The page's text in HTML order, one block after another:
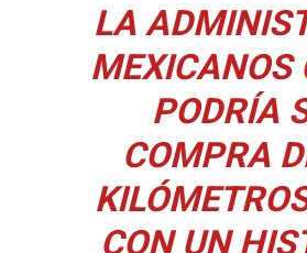
LA
MEXICANOS
PODRÍA
COMPRA
CON UN